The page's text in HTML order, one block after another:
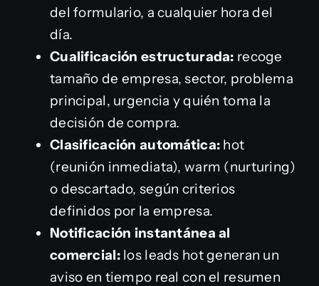
del formulario, a cualquier hora del
día.
Cualificación estructurada: recoge
tamaño de empresa, sector, problema
principal, urgencia y quién toma la
decisión de compra.
Clasificación automática: hot
(reunión inmediata), warm (nurturing)
o descartado, según criterios
definidos por la empresa.
Notificación instantánea al
comercial:los leads hot generan un
aviso en tiempo real con el resumen